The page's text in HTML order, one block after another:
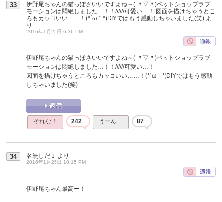
33
伊野尾ちゃんの猫っぽさいいですよね～( 〃▽〃)ペットショップラブ
モーションは悶絶しました…！！//////可愛い…！ 図面を描けちゃうとこ
ろもカッコいい……！(*´ω｀*)DIYではもう感動しちゃいました(笑) よ
り
2016年1月25日 6:36 PM
伊野尾ちゃんの猫っぽさいいですよね～( 〃▽〃)ペットショップラブ
モーションは悶絶しました…！！//////可愛い…！
図面を描けちゃうところもカッコいい……！(*´ω｀*)DIYではもう感動
しちゃいました(笑)
それな！ 242 うーん… 87
34 名無しだＪ より
2016年1月25日 10:15 PM
伊野尾ちゃん最高ー！